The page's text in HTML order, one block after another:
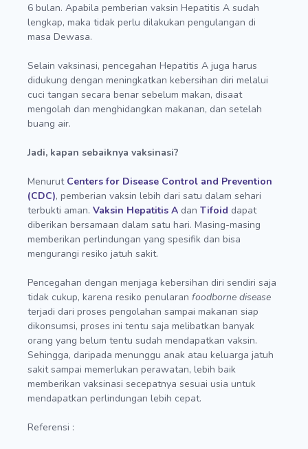
6 bulan. Apabila pemberian vaksin Hepatitis A sudah
lengkap, maka tidak perlu dilakukan pengulangan di
masa Dewasa.
Selain vaksinasi, pencegahan Hepatitis A juga harus
didukung dengan meningkatkan kebersihan diri melalui
cuci tangan secara benar sebelum makan, disaat
mengolah dan menghidangkan makanan, dan setelah
buang air.
Jadi, kapan sebaiknya vaksinasi?
Menurut Centers for Disease Control and Prevention
(CDC), pemberian vaksin lebih dari satu dalam sehari
terbukti aman. Vaksin Hepatitis A dan Tifoid dapat
diberikan bersamaan dalam satu hari. Masing-masing
memberikan perlindungan yang spesifik dan bisa
mengurangi resiko jatuh sakit.
Pencegahan dengan menjaga kebersihan diri sendiri saja
tidak cukup, karena resiko penularan foodborne disease
terjadi dari proses pengolahan sampai makanan siap
dikonsumsi, proses ini tentu saja melibatkan banyak
orang yang belum tentu sudah mendapatkan vaksin.
Sehingga, daripada menunggu anak atau keluarga jatuh
sakit sampai memerlukan perawatan, lebih baik
memberikan vaksinasi secepatnya sesuai usia untuk
mendapatkan perlindungan lebih cepat.
Referensi :